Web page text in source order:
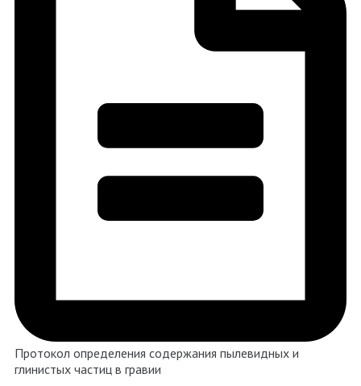
Протокол определения содержания пылевидных и
глинистых частиц в гравии